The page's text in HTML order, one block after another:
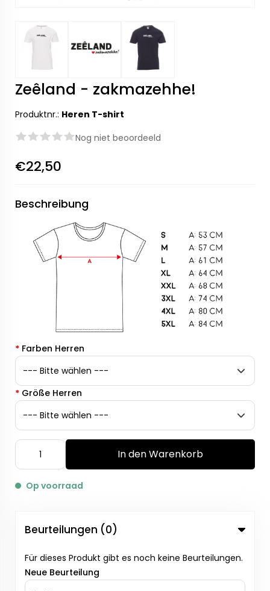
Zeêland - zakmazehhe!
Produktnr.: Heren T-shirt
Nog niet beoordeeld
€22,50
Beschreibung
* Farben Herren
* Größe Herren
In den Warenkorb
Op voorraad
Beurteilungen (0)
Für dieses Produkt gibt es noch keine Beurteilungen.
Neue Beurteilung